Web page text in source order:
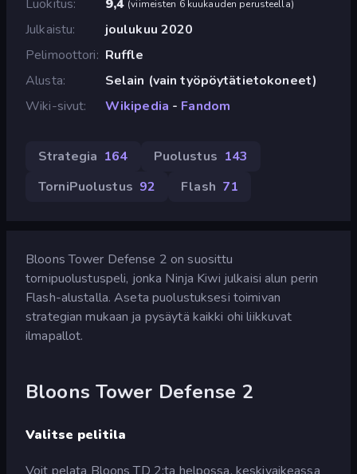
Luokitus 9,4 (viimeisten 6 kuukauden perusteella)
Julkaistu
joulukuu 2020
Pelimoottori
Ruffle
Alusta
Selain (vain työpöytätietokoneet)
Wiki-sivut
Wikipedia - Fandom
Strategia 164 Puolustus 143
TorniPuolustus 92 Flash 71
Bloons Tower Defense 2 on suosittu
tornipuolustuspeli, jonka Ninja Kiwi julkaisi alun perin
Flash-alustalla. Aseta puolustuksesi toimivan
strategian mukaan ja pysäytä kaikki ohi liikkuvat
ilmapallot.
Bloons Tower Defense 2
Valitse pelitila